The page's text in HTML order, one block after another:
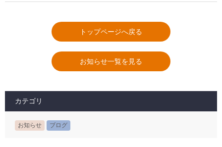
トップページへ戻る
お知らせ一覧を見る
カテゴリ
お知らせ ブログ